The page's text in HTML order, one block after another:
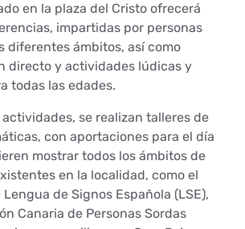
en la plaza del Cristo ofrecerá
impartidas por personas
diferentes ámbitos, así como
directo y actividades lúdicas y
todas las edades.
se realizan talleres de
con aportaciones para el día
mostrar todos los ámbitos de
en la localidad, como el
de Signos Española (LSE),
Canaria de Personas Sordas